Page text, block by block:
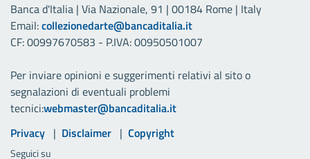
Banca d'Italia | Via Nazionale, 91 | 00184 Rome | Italy
Email:collezionedarte@bancaditalia.it
CF: 00997670583 - P.IVA: 00950501007
Per inviare opinioni e suggerimenti relativi al sito o
segnalazioni di eventuali problemi
tecnici:webmaster@bancaditalia.it
Link utili
Privacy Disclaimer Copyright
Seguici su